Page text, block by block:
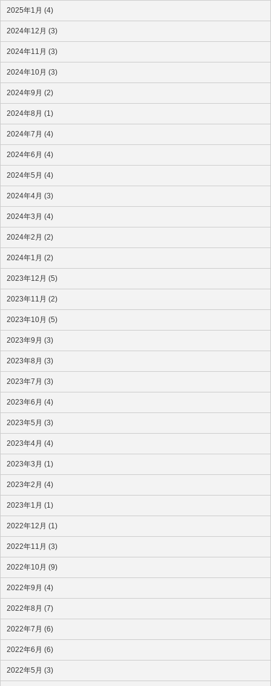
2025年1月 (4)
2024年12月 (3)
2024年11月 (3)
2024年10月 (3)
2024年9月 (2)
2024年8月 (1)
2024年7月 (4)
2024年6月 (4)
2024年5月 (4)
2024年4月 (3)
2024年3月 (4)
2024年2月 (2)
2024年1月 (2)
2023年12月 (5)
2023年11月 (2)
2023年10月 (5)
2023年9月 (3)
2023年8月 (3)
2023年7月 (3)
2023年6月 (4)
2023年5月 (3)
2023年4月 (4)
2023年3月 (1)
2023年2月 (4)
2023年1月 (1)
2022年12月 (1)
2022年11月 (3)
2022年10月 (9)
2022年9月 (4)
2022年8月 (7)
2022年7月 (6)
2022年6月 (6)
2022年5月 (3)